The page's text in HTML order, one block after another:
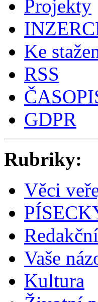
Projekty
Ke
RSS
GDPR
Rubriky:
Věci
Vaše
Kultura